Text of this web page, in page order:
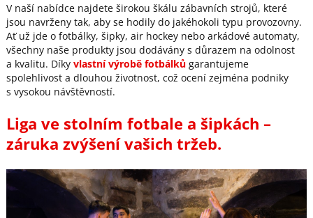
V naší nabídce najdete širokou škálu zábavních strojů, které
jsou navrženy tak, aby se hodily do jakéhokoli typu provozovny.
Ať už jde o fotbálky, šipky, air hockey nebo arkádové automaty,
všechny naše produkty jsou dodávány s důrazem na odolnost
a kvalitu. Díky vlastní výrobě fotbálkůgarantujeme
spolehlivost a dlouhou životnost, což ocení zejména podniky
s vysokou návštěvností.
Liga ve stolním fotbale a šipkách –
záruka zvýšení vašich tržeb.